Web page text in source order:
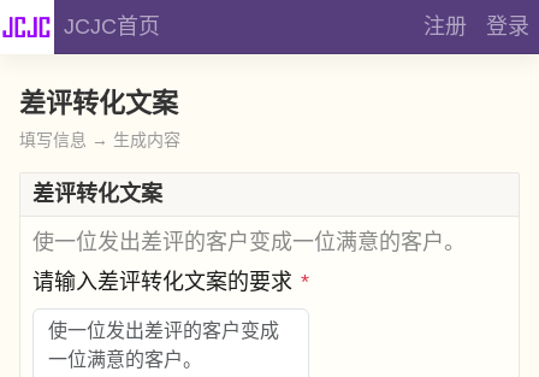
JCJC首页 注册 登录
差评转化文案
填写信息 → 生成内容
差评转化文案
使一位发出差评的客户变成一位满意的客户。
请输入差评转化文案的要求 *